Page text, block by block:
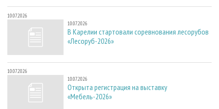
10.07.2026
10.07.2026
В Карелии стартовали соревнования лесорубов
«Лесоруб-2026»
10.07.2026
10.07.2026
Открыта регистрация на выставку
«Мебель-2026»